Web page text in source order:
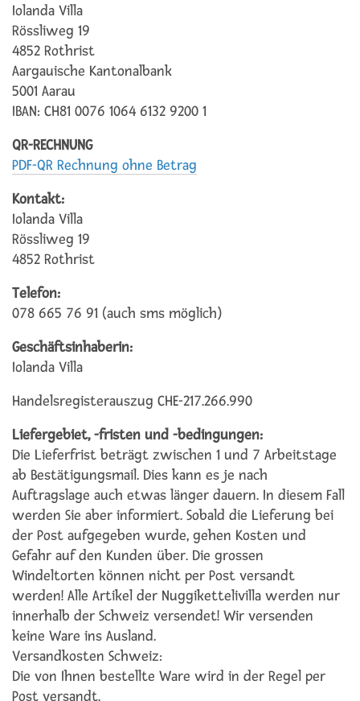
Iolanda Villa
Rössliweg 19
4852 Rothrist
Aargauische Kantonalbank
5001 Aarau
IBAN: CH81 0076 1064 6132 9200 1
QR-RECHNUNG
PDF-QR Rechnung ohne Betrag
Kontakt:
Iolanda Villa
Rössliweg 19
4852 Rothrist
Telefon:
078 665 76 91 (auch sms möglich)
Geschäftsinhaberin:
Iolanda Villa
Handelsregisterauszug CHE-217.266.990
Liefergebiet, -fristen und -bedingungen:
Die Lieferfrist beträgt zwischen 1 und 7 Arbeitstage
ab Bestätigungsmail. Dies kann es je nach
Auftragslage auch etwas länger dauern. In diesem Fall
werden Sie aber informiert. Sobald die Lieferung bei
der Post aufgegeben wurde, gehen Kosten und
Gefahr auf den Kunden über. Die grossen
Windeltorten können nicht per Post versandt
werden! Alle Artikel der Nuggikettelivilla werden nur
innerhalb der Schweiz versendet! Wir versenden
keine Ware ins Ausland.
Versandkosten Schweiz:
Die von Ihnen bestellte Ware wird in der Regel per
Post versandt.